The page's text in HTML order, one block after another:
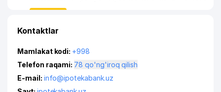
Kontaktlar
Mamlakat kodi: +998
Telefon raqami:
78 qo'ng'iroq qilish
E-mail: info@ipotekabank.uz